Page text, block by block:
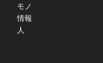
モノ
情報
人